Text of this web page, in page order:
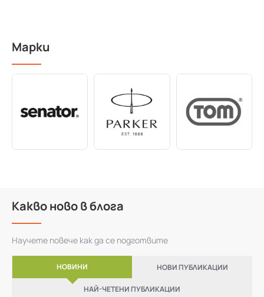
Марки
Какво ново в блога
Научете повече как да се подготвите
НОВИНИ НОВИ ПУБЛИКАЦИИ
НАЙ-ЧЕТЕНИ ПУБЛИКАЦИИ